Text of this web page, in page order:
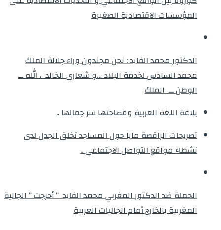
المؤسسات الاقتصادية الصغيرة
الدكتور محمد الفايد : نحن مجندون وراء جلالة الملك
محمد السادس لخدمة البلاد …و شعاري الخالد ، الله ــ
الوطن ــ الملك
بلاغة اللغة العربية وفصاحتها سر جمالها ..
تصريحات الراقصة مايا حول المساجد تخلق الجدل لدى
نشطاء مواقع التواصل الاجتماعي ..
الحملة ضد الدكتور المغربي محمد الفايد ” أحرجت ” الجالية
المغربية بالخارج أمام الجاليات العربية